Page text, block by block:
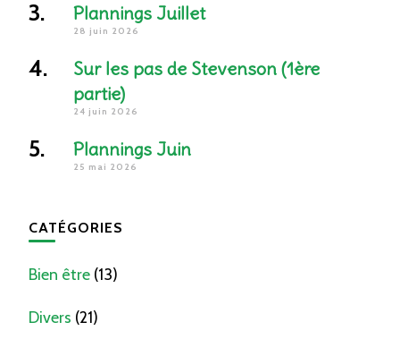
Plannings Juillet
28 juin 2026
Sur les pas de Stevenson (1ère
partie)
24 juin 2026
Plannings Juin
25 mai 2026
CATÉGORIES
Bien être (13)
Divers (21)